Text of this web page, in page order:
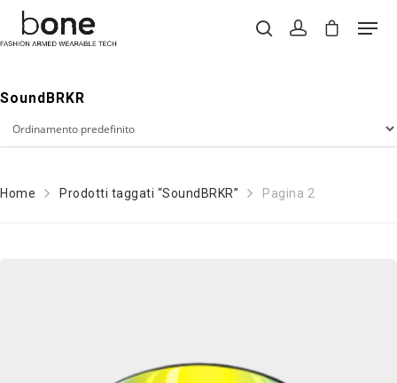
SoundBRKR
Home Prodotti taggati “SoundBRKR” Pagina 2